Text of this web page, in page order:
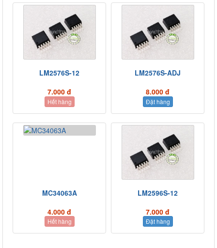
LM2576S-12
7.000 đ
Hết hàng
LM2576S-ADJ
8.000 đ
Đặt hàng
MC34063A
4.000 đ
Hết hàng
LM2596S-12
7.000 đ
Đặt hàng